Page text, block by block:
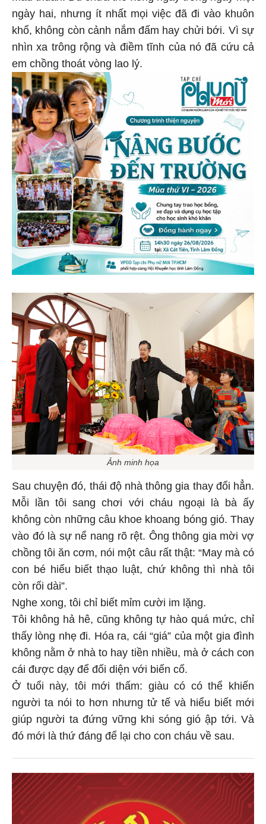
ngày hai, nhưng ít nhất mọi việc đã đi vào khuôn
khổ, không còn cảnh nắm đấm hay chửi bới. Vì sự
nhìn xa trông rộng và điềm tĩnh của nó đã cứu cả
em chồng thoát vòng lao lý.
Ảnh minh họa
Sau chuyện đó, thái độ nhà thông gia thay đổi hẳn.
Mỗi lần tôi sang chơi với cháu ngoại là bà ấy
không còn những câu khoe khoang bóng gió. Thay
vào đó là sự nể nang rõ rệt. Ông thông gia mời vợ
chồng tôi ăn cơm, nói một câu rất thật: “May mà có
con bé hiểu biết thạo luật, chứ không thì nhà tôi
còn rối dài”.
Nghe xong, tôi chỉ biết mỉm cười im lặng.
Tôi không hả hê, cũng không tự hào quá mức, chỉ
thấy lòng nhẹ đi. Hóa ra, cái “giá” của một gia đình
không nằm ở nhà to hay tiền nhiều, mà ở cách con
cái được dạy để đối diện với biến cố.
Ở tuổi này, tôi mới thấm: giàu có có thể khiến
người ta nói to hơn nhưng tử tế và hiểu biết mới
giúp người ta đứng vững khi sóng gió ập tới. Và
đó mới là thứ đáng để lại cho con cháu về sau.